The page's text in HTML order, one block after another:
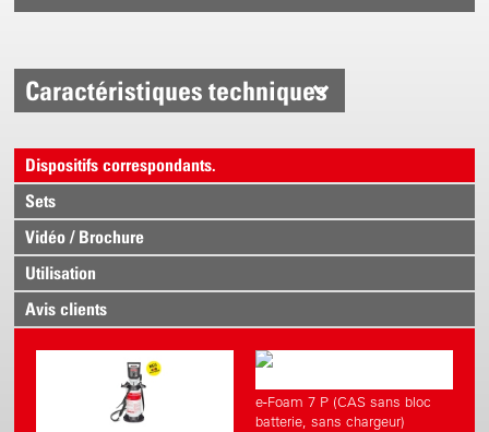
Caractéristiques techniques
Dispositifs correspondants.
Sets
Vidéo / Brochure
Utilisation
Avis clients
e-Foam 7 P (CAS sans bloc
batterie, sans chargeur)